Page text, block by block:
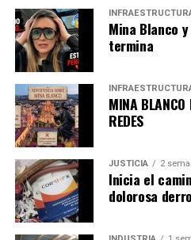
La propuesta surgió desde el
aprobada en diciembre de
Legislatura del congreso
ocasiones pospusieron su
inconformidades del sector
En laCiudad de México
cada tonelada de emisiones
instrumento permitirá
proyectos estratégicos de
climática, orientados a
fuentes emisoras y a fomentar
tecnologías limpias.
Mina Blanco
termina
MINA
REDES
JUSTICIA 2
Inicia el
dolorosa